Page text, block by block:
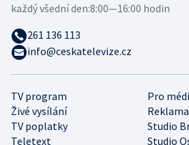
TV program
Pro
Živé vysílání
Reklama
TV poplatky
Studio
Teletext
Studio
každý všední den:8:00—16:00 hodin
261 136 113
info@ceskatelevize.cz